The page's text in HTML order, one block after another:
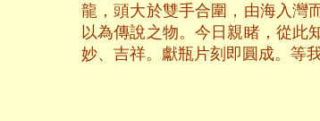
龍，頭大於雙手合圍，由海入灣
以為傳說之物。今日親睹，從此
妙、吉祥。獻瓶片刻即圓成。等
二〇〇八